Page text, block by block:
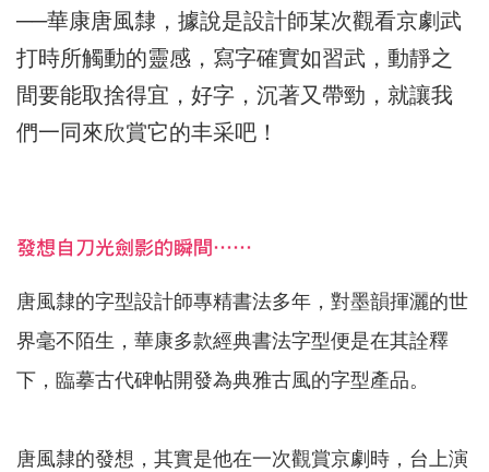
──華康唐風隸，據說是設計師某次觀看京劇武
打時所觸動的靈感，寫字確實如習武，動靜之
間要能取捨得宜，好字，沉著又帶勁，就讓我
們一同來欣賞它的丰采吧！
發想自刀光劍影的瞬間……
唐風隸的字型設計師專精書法多年，對墨韻揮灑的世
界毫不陌生，華康多款經典書法字型便是在其詮釋
下，臨摹古代碑帖開發為典雅古風的字型產品。
唐風隸的發想，其實是他在一次觀賞京劇時，台上演